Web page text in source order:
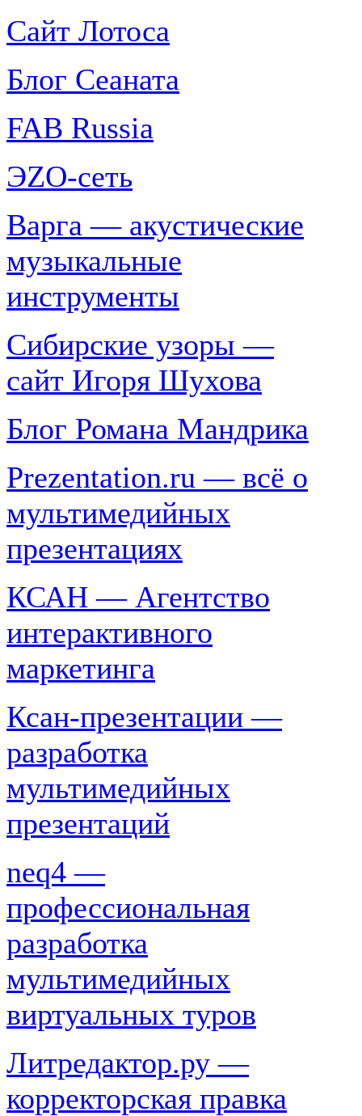
Сайт Лотоса
Блог Сеаната
FAB Russia
ЭZО-сеть
Варга — акустические
музыкальные
инструменты
Сибирские узоры —
сайт Игоря Шухова
Блог Романа Мандрика
Prezentation.ru — всё о
мультимедийных
презентациях
КСАН — Агентство
интерактивного
маркетинга
Ксан-презентации —
разработка
мультимедийных
презентаций
neq4 —
профессиональная
разработка
мультимедийных
виртуальных туров
Литредактор.ру —
корректорская правка